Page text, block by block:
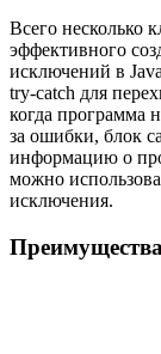
Всего несколько
эффективного
исключений в
try-catch для
когда программа
за ошибки, блок
информацию о
можно
исключения.